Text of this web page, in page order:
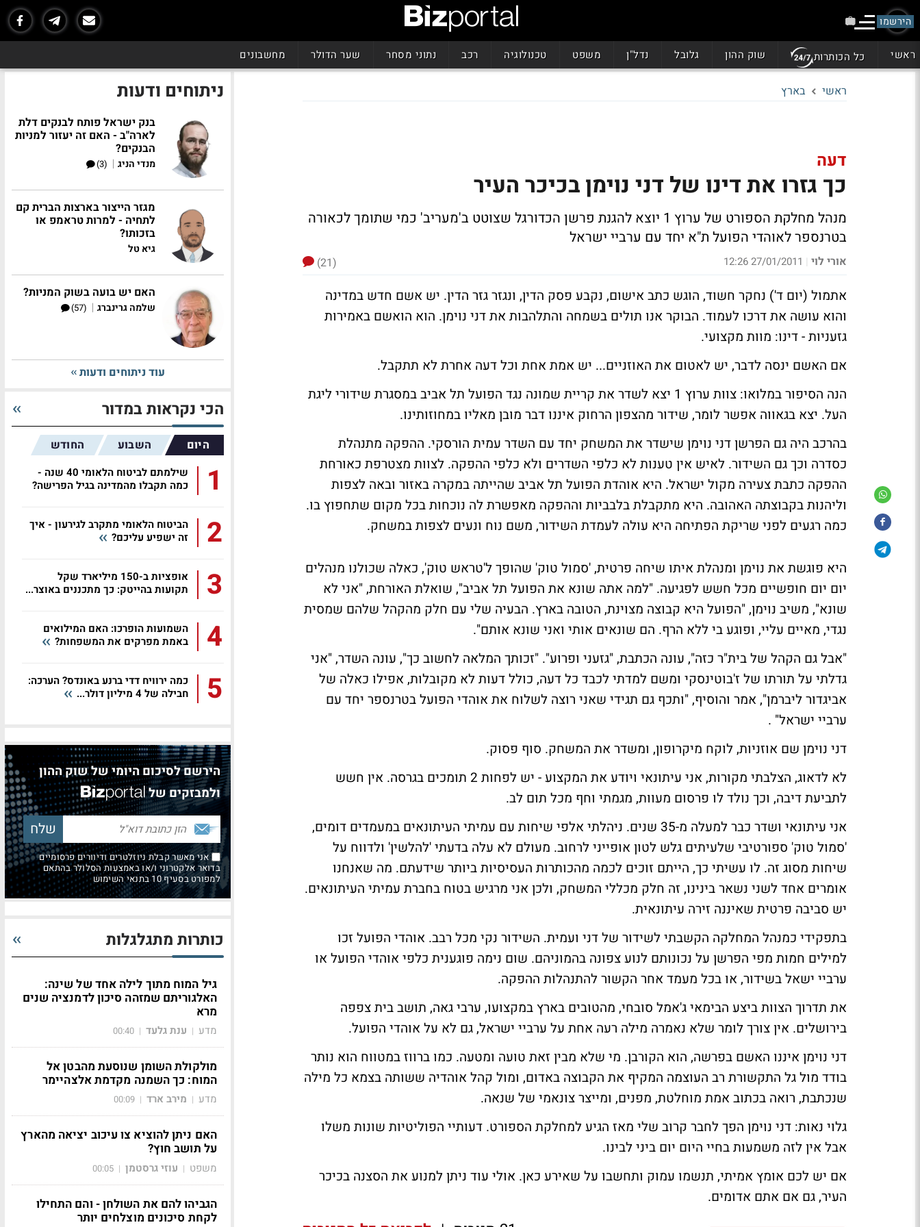
הירשמו
ראשי כל הכותרות שוק ההון גלובל נדל"ן משפט טכנולוגיה רכב נתוני מסחר שער הדולר מחשבונים
ראשי בארץ
דעה
כך גזרו את דינו של דני נוימן בכיכר העיר
מנהל מחלקת הספורט של ערוץ 1 יוצא להגנת פרשן הכדורגל שצוטט ב'מעריב' כמי שתומך לכאורה
בטרנספר לאוהדי הפועל ת"א יחד עם ערביי ישראל
אורי לוי |
27/01/2011 12:26
(21)
אתמול (יום ד') נחקר חשוד, הוגש כתב אישום, נקבע פסק הדין, ונגזר גזר הדין. יש אשם חדש במדינה
והוא עושה את דרכו לעמוד. הבוקר אנו תולים בשמחה והתלהבות את דני נוימן. הוא הואשם באמירות
גזעניות - דינו: מוות מקצועי.
אם האשם ינסה לדבר, יש לאטום את האוזניים... יש אמת אחת וכל דעה אחרת לא תתקבל.
הנה הסיפור במלואו: צוות ערוץ 1 יצא לשדר את קריית שמונה נגד הפועל תל אביב במסגרת שידורי ליגת
העל. יצא בגאווה אפשר לומר, שידור מהצפון הרחוק איננו דבר מובן מאליו במחוזותינו.
בהרכב היה גם הפרשן דני נוימן שישדר את המשחק יחד עם השדר עמית הורסקי. ההפקה מתנהלת
כסדרה וכך גם השידור. לאיש אין טענות לא כלפי השדרים ולא כלפי ההפקה. לצוות מצטרפת כאורחת
ההפקה כתבת צעירה מקול ישראל. היא אוהדת הפועל תל אביב שהייתה במקרה באזור ובאה לצפות
וליהנות בקבוצתה האהובה. היא מתקבלת בלבביות וההפקה מאפשרת לה נוכחות בכל מקום שתחפוץ בו.
כמה רגעים לפני שריקת הפתיחה היא עולה לעמדת השידור, משם נוח ונעים לצפות במשחק.
היא פוגשת את נוימן ומנהלת איתו שיחה פרטית, 'סמול טוק' שהופך ל'טראש טוק', כאלה שכולנו מנהלים
יום יום חופשיים מכל חשש לפגיעה. "למה אתה שונא את הפועל תל אביב", שואלת האורחת, "אני לא
שונא", משיב נוימן, "הפועל היא קבוצה מצוינת, הטובה בארץ. הבעיה שלי עם חלק מהקהל שלהם שמסית
נגדי, מאיים עליי, ופוגע בי ללא הרף. הם שונאים אותי ואני שונא אותם".
"אבל גם הקהל של בית"ר כזה", עונה הכתבת, "גזעני ופרוע". "זכותך המלאה לחשוב כך", עונה השדר, "אני
גדלתי על תורתו של ז'בוטינסקי ומשם למדתי לכבד כל דעה, כולל דעות לא מקובלות, אפילו כאלה של
אביגדור ליברמן", אמר והוסיף, "ותכף גם תגידי שאני רוצה לשלוח את אוהדי הפועל בטרנספר יחד עם
ערביי ישראל" .
דני נוימן שם אוזניות, לוקח מיקרופון, ומשדר את המשחק. סוף פסוק.
לא לדאוג, הצלבתי מקורות, אני עיתונאי ויודע את המקצוע - יש לפחות 2 תומכים בגרסה. אין חשש
לתביעת דיבה, וכך נולד לו פרסום מעוות, מגמתי וחף מכל תום לב.
אני עיתונאי ושדר כבר למעלה מ-35 שנים. ניהלתי אלפי שיחות עם עמיתי העיתונאים במעמדים דומים,
'סמול טוק' ספורטיבי שלעיתים גלש לטון אופייני לרחוב. מעולם לא עלה בדעתי 'להלשין' ולדווח על
שיחות מסוג זה. לו עשיתי כך, הייתם זוכים לכמה מהכותרות העסיסיות ביותר שידעתם. מה שאנחנו
אומרים אחד לשני נשאר בינינו, זה חלק מכללי המשחק, ולכן אני מרגיש בטוח בחברת עמיתי העיתונאים.
יש סביבה פרטית שאיננה זירה עיתונאית.
בתפקידי כמנהל המחלקה הקשבתי לשידור של דני ועמית. השידור נקי מכל רבב. אוהדי הפועל זכו
למילים חמות מפי הפרשן על נכונותם לנוע צפונה בהמוניהם. שום נימה פוגענית כלפי אוהדי הפועל או
ערביי ישאל בשידור, או בכל מעמד אחר הקשור להתנהלות ההפקה.
את תדרוך הצוות ביצע הבימאי ג'אמל סובחי, מהטובים בארץ במקצועו, ערבי גאה, תושב בית צפפה
בירושלים. אין צורך לומר שלא נאמרה מילה רעה אחת על ערביי ישראל, גם לא על אוהדי הפועל.
דני נוימן איננו האשם בפרשה, הוא הקורבן. מי שלא מבין זאת טועה ומטעה. כמו ברווז במטווח הוא נותר
בודד מול גל התקשורת רב העוצמה המקיף את הקבוצה באדום, ומול קהל אוהדיה ששותה בצמא כל מילה
שנכתבת, רואה בכתוב אמת מוחלטת, מפנים, ומייצר צונאמי של שנאה.
גלוי נאות: דני נוימן הפך לחבר קרוב שלי מאז הגיע למחלקת הספורט. דעותיי הפוליטיות שונות משלו
אבל אין לזה משמעות בחיי היום יום ביני לבינו.
אם יש לכם אומץ אמיתי, תנשמו עמוק ותחשבו על שאירע כאן. אולי עוד ניתן למנוע את הסצנה בכיכר
העיר, גם אם אתם אדומים.
ניתוחים ודעות
בנק ישראל פותח לבנקים דלת
לארה"ב - האם זה יעזור למניות
הבנקים?
מנדי הניג |
(3)
מגזר הייצור בארצות הברית קם
לתחיה - למרות טראמפ או
בזכותו?
גיא טל
האם יש בועה בשוק המניות?
שלמה גרינברג |
(57)
עוד ניתוחים ודעות
הכי נקראות במדור
היום השבוע החודש
1
שילמתם לביטוח הלאומי 40 שנה -
כמה תקבלו מהמדינה בגיל הפרישה?
2
הביטוח הלאומי מתקרב לגירעון - איך
זה ישפיע עליכם?
3
אופציות ב-150 מיליארד שקל
תקועות בהייטק: כך מתכננים באוצר...
4
השמועות הופרכו: האם המילואים
באמת מפרקים את המשפחות?
5
כמה ירוויח דדי ברנע באונדס? הערכה:
חבילה של 4 מיליון דולר...
הירשם לסיכום היומי של שוק ההון
ולמבזקים של
אני מאשר קבלת ניוזלטרים ודיוורים פרסומיים
בדואר אלקטרוני ו/או באמצעות הסלולר בהתאם
למפורט בסעיף 10 בתנאי השימוש
כותרות מתגלגלות
גיל המוח מתוך לילה אחד של שינה:
האלגוריתם שמזהה סיכון לדמנציה שנים
מרא
מדע | ענת גלעד |
00:40
מולקולת השומן שנוסעת מהבטן אל
המוח: כך השמנה מקדמת אלצהיימר
מדע | מירב ארד |
00:09
האם ניתן להוציא צו עיכוב יציאה מהארץ
על תושב חוץ?
משפט | עוזי גרסטמן |
00:05
הגביהו להם את השולחן - והם התחילו
לקחת סיכונים מוצלחים יותר